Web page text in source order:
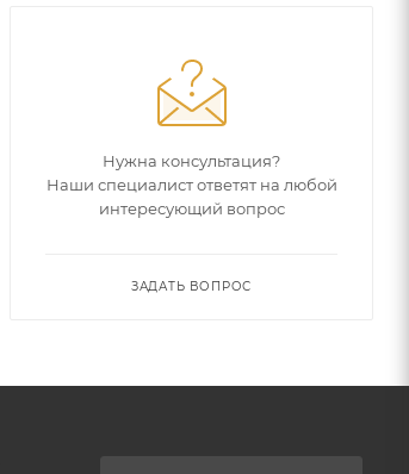
Нужна консультация?
Наши специалист ответят на любой
интересующий вопрос
ЗАДАТЬ ВОПРОС